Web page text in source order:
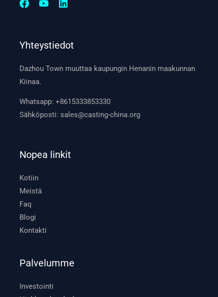
Yhteystiedot
Dazhou Town muuttaa kaupungin Henanin maakunnan
Kiinaa.
Whatsapp:+8615333853330
Sähköposti:sales@casting-china.org
Nopea linkit
Kotiin
Meistä
Faq
Blogi
Kontakti
Palvelumme
Investointi